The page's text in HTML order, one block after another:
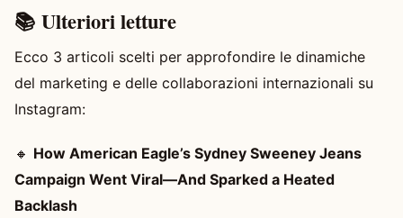
📚 Ulteriori letture
Ecco 3 articoli scelti per approfondire le dinamiche
del marketing e delle collaborazioni internazionali su
Instagram:
🔸 How American Eagle’s Sydney Sweeney Jeans
Campaign Went Viral—And Sparked a Heated
Backlash